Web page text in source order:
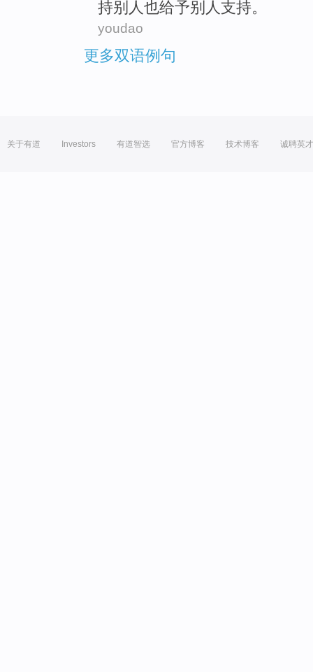
持别人也给予别人支持。
youdao
更多双语例句
关于有道 Investors 有道智选 官方博客 技术博客 诚聘英才